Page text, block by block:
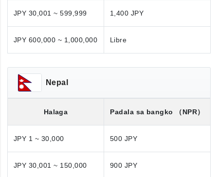
JPY 30,001 ~ 599,999
1,400 JPY
JPY 600,000 ~ 1,000,000 Libre
Nepal
Halaga Padala sa bangko （NPR）
JPY 1 ~ 30,000 500 JPY
JPY 30,001 ~ 150,000 900 JPY